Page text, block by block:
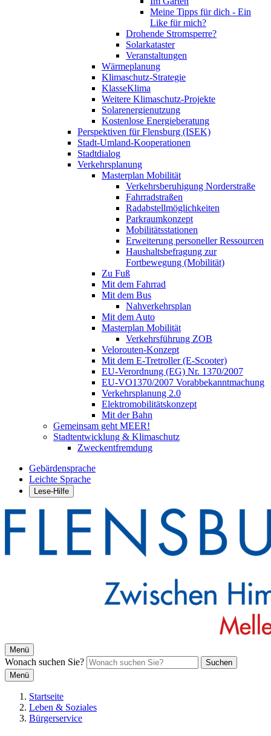
Meine Tipps für dich - Ein
Like für mich?
Drohende Stromsperre?
Solarkataster
Veranstaltungen
Wärmeplanung
Klimaschutz-Strategie
KlasseKlima
Weitere Klimaschutz-Projekte
Solarenergienutzung
Kostenlose Energieberatung
Perspektiven für Flensburg (ISEK)
Stadt-Umland-Kooperationen
Stadtdialog
Verkehrsplanung
Masterplan Mobilität
Verkehrsberuhigung Norderstraße
Fahrradstraßen
Radabstellmöglichkeiten
Parkraumkonzept
Mobilitätsstationen
Erweiterung personeller Ressourcen
Haushaltsbefragung zur
Fortbewegung (Mobilität)
Zu Fuß
Mit dem Fahrrad
Mit dem Bus
Nahverkehrsplan
Mit dem Auto
Masterplan Mobilität
Verkehrsführung ZOB
Velorouten-Konzept
Mit dem E-Tretroller (E-Scooter)
EU-Verordnung (EG) Nr. 1370/2007
EU-VO1370/2007 Vorabbekanntmachung
Verkehrsplanung 2.0
Elektromobilitätskonzept
Mit der Bahn
Gemeinsam geht MEER!
Stadtentwicklung & Klimaschutz
Zweckentfremdung
Gebärdensprache
Leichte Sprache
Lese-Hilfe
Menü
Wonach suchen Sie?
Suchen
Menü
Startseite
Leben & Soziales
Bürgerservice